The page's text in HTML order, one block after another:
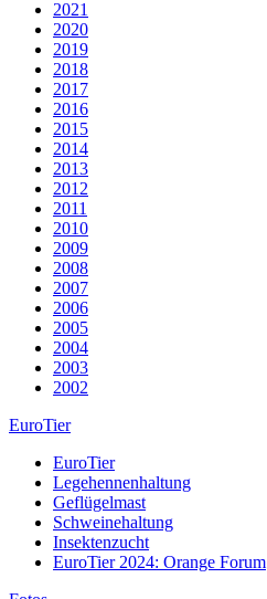
2021
2020
2019
2018
2017
2016
2015
2014
2013
2012
2011
2010
2009
2008
2007
2006
2005
2004
2003
2002
EuroTier
EuroTier
Legehennenhaltung
Geflügelmast
Schweinehaltung
Insektenzucht
EuroTier 2024: Orange Forum